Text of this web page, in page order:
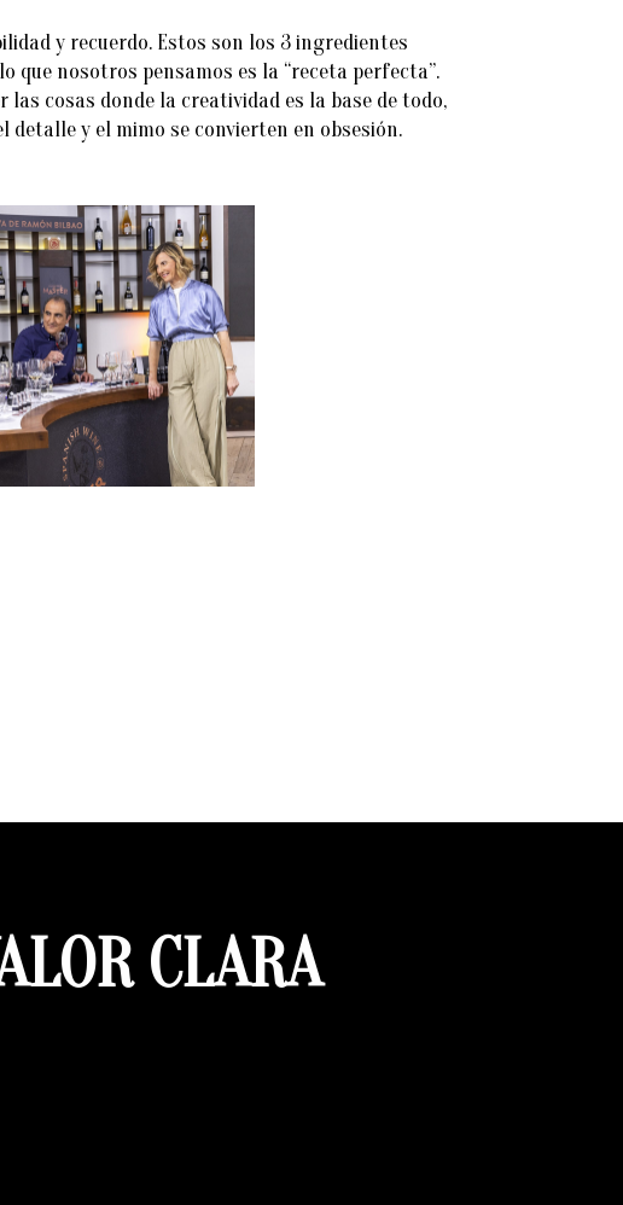
y recuerdo. Estos son los 3 ingredientes
que nosotros pensamos es la “receta perfecta”.
las cosas donde la creatividad es la base de todo,
detalle y el mimo se convierten en obsesión.
CLARA